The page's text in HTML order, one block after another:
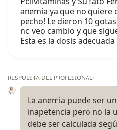
anemia ya que no quiere
pecho! Le dieron 10
no veo cambio y que
Esta es la dosis adecuada
RESPUESTA DEL PROFESIONAL:
La anemia puede ser
inapetencia pero no la
debe ser calculada